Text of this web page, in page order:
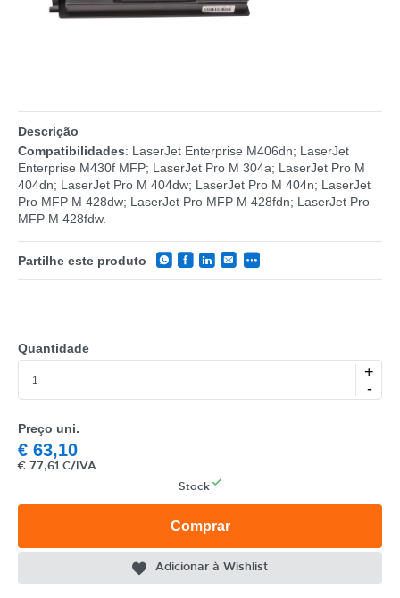
Descrição
Compatibilidades: LaserJet Enterprise M406dn; LaserJet
Enterprise M430f MFP; LaserJet Pro M 304a; LaserJet Pro M
404dn; LaserJet Pro M 404dw; LaserJet Pro M 404n; LaserJet
Pro MFP M 428dw; LaserJet Pro MFP M 428fdn; LaserJet Pro
MFP M 428fdw.
Partilhe este produto
Quantidade
+
-
Preço uni.
€ 63,10
€ 77,61 C/IVA
Stock
Comprar
Adicionar à Wishlist